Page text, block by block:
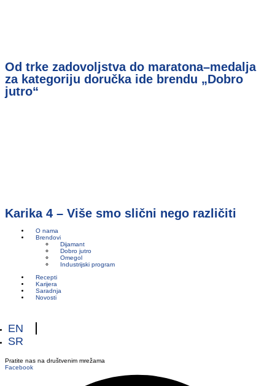
Od trke zadovoljstva do maratona–medalja
za kategoriju doručka ide brendu „Dobro
jutro“
Karika 4 – Više smo slični nego različiti
O nama
Brendovi
Dijamant
Dobro jutro
Omegol
Industrijski program
Recepti
Karijera
Saradnja
Novosti
EN
SR
Pratite nas na društvenim mrežama
Facebook